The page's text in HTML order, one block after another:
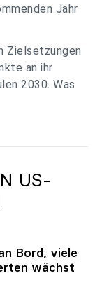
Jahr
Zielsetzungen
an ihr
2030. Was
muss eine
US-
Bord, viele
wächst